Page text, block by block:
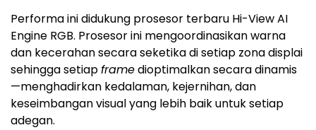
Performa ini didukung prosesor terbaru Hi-View AI
Engine RGB. Prosesor ini mengoordinasikan warna
dan kecerahan secara seketika di setiap zona displai
sehingga setiapframedioptimalkan secara dinamis
—menghadirkan kedalaman, kejernihan, dan
keseimbangan visual yang lebih baik untuk setiap
adegan.